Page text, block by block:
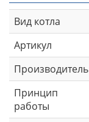
Вид котла
Артикул
Производитель
Принцип
работы